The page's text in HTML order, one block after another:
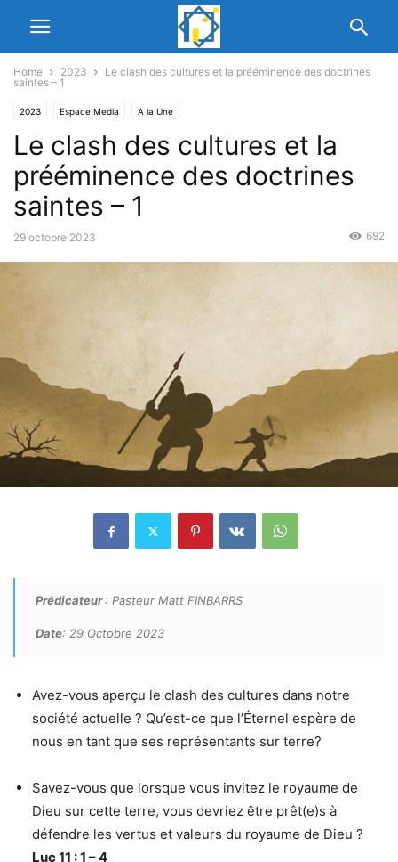
Home 2023
Le clash des cultures et la prééminence des doctrines
saintes – 1
2023 Espace Media A la Une
Le clash des cultures et la
prééminence des doctrines
saintes – 1
29 octobre 2023 692
Prédicateur: Pasteur Matt FINBARRS
Date: 29 Octobre 2023
Avez-vous aperçu le clash des cultures dans notre
société actuelle ? Qu’est-ce que l’Éternel espère de
nous en tant que ses représentants sur terre?
Savez-vous que lorsque vous invitez le royaume de
Dieu sur cette terre, vous devriez être prêt(e)s à
défendre les vertus et valeurs du royaume de Dieu ?
Luc 11 : 1 – 4